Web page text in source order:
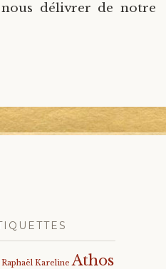
délivrer de notre
Kareline Athos